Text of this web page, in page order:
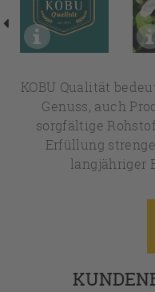
KOBU Qualität
Genuss, auch
sorgfältige
Erfüllung
langjähriger